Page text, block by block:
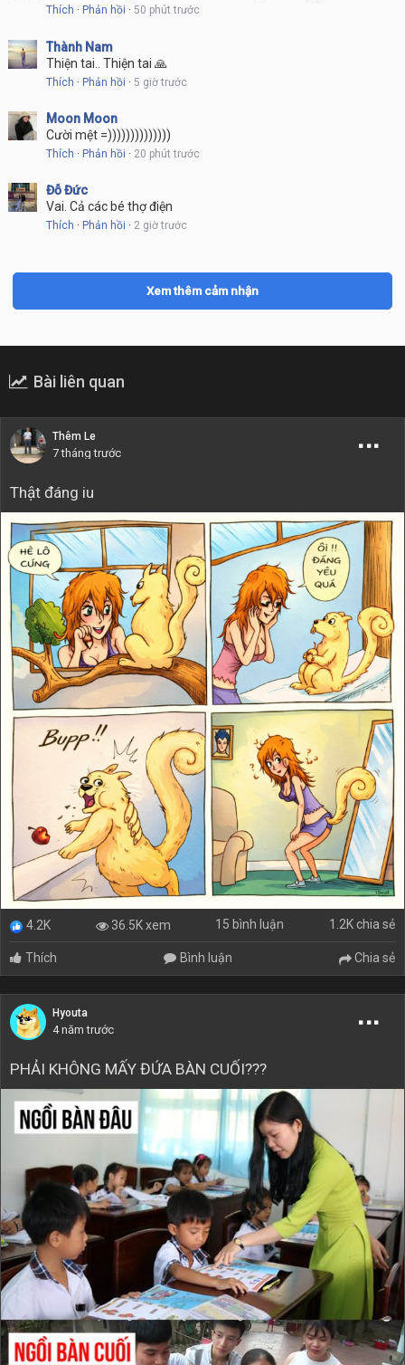
Thích · Phản hồi · 50 phút trước
Thành Nam
Thiện tai.. Thiện tai 🙏
Thích · Phản hồi · 5 giờ trước
Moon Moon
Cười mệt =))))))))))))))
Thích · Phản hồi · 20 phút trước
Đỗ Đức
Vai. Cả các bé thợ điện
Thích · Phản hồi · 2 giờ trước
Xem thêm cảm nhận
Bài liên quan
Thêm Le
7 tháng trước
Thật đáng iu
4.2K 36.5K xem 15 bình luận 1.2K chia sẻ
Thích Bình luận Chia sẻ
Hyouta
4 năm trước
PHẢI KHÔNG MẤY ĐỨA BÀN CUỐI???